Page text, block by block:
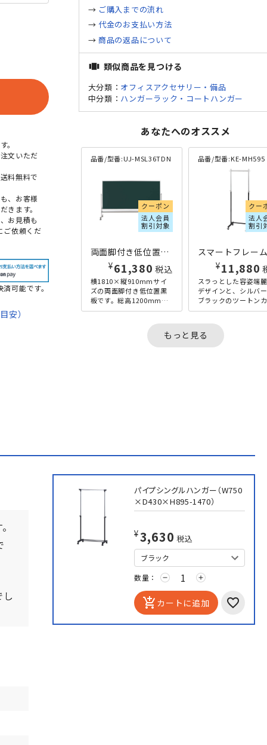
。
文いただ
料無料で
、お客様
きます。
お見積も
ご依頼くだ
可能です。
安）
→ ご購入までの流れ
→代金のお支払い方法
→ 商品の返品について
view_carousel 類似商品を見つける
大分類： オフィスアクセサリー・備品
中分類： ハンガーラック・コートハンガー
あなたへのオススメ
品番/型番:UJ-MSL36TDN
クーポン
法人会員
割引対象
両面脚付き低位置黒板 無地 W1810×H910 グリーン
¥61,380 税込
横1810×縦910mmサイ
ズの両面脚付き低位置黒
板です。総高1200mmと
高さが低いため子どもで
保育園や幼稚園などの...
品番/型番:KE-MH595
クー
法人
割引
¥11,880
スラっとした容姿端
デザインと、シルバ
ブラックのツートン
ーがスタイリッシュ
トフレームハンガー
ンパクト...
もっと見る
パイプシングルハンガー（W750
×D430×H895-1470）
¥3,630 税込
数量： remove add
add_shopping_cart カートに追加